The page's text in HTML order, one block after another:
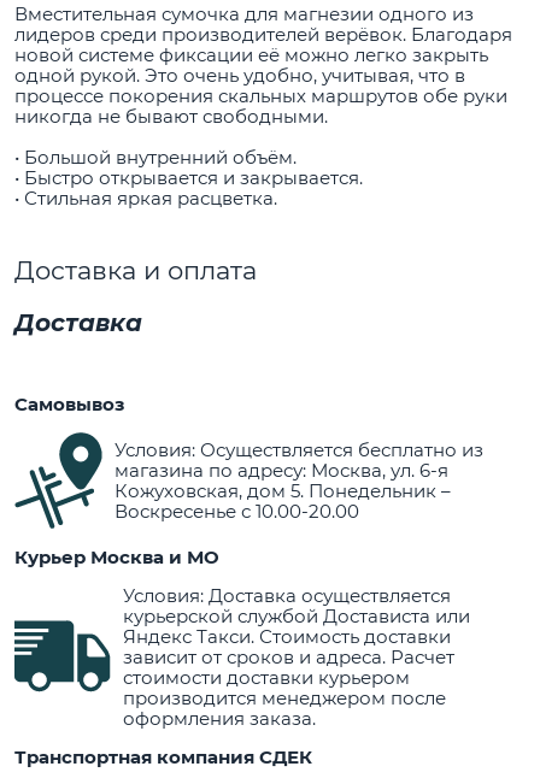
Вместительная сумочка для магнезии одного из
лидеров среди производителей верёвок. Благодаря
новой системе фиксации её можно легко закрыть
одной рукой. Это очень удобно, учитывая, что в
процессе покорения скальных маршрутов обе руки
никогда не бывают свободными.
• Большой внутренний объём.
• Быстро открывается и закрывается.
• Стильная яркая расцветка.
Доставка и оплата
Доставка
Самовывоз
Условия: Осуществляется бесплатно из
магазина по адресу: Москва, ул. 6-я
Кожуховская, дом 5. Понедельник –
Воскресенье с 10.00-20.00
Курьер Москва и МО
Условия: Доставка осуществляется
курьерской службой Достависта или
Яндекс Такси. Стоимость доставки
зависит от сроков и адреса. Расчет
стоимости доставки курьером
производится менеджером после
оформления заказа.
Транспортная компания СДЕК